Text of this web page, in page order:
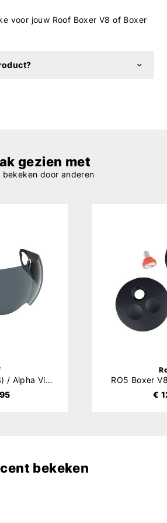
voor jouw Roof Boxer V8 of Boxer
gezien met
bekeken door anderen
RO5 Boxer V8 (S) / Alpha Vizier
RO5 Boxer
€
bekeken